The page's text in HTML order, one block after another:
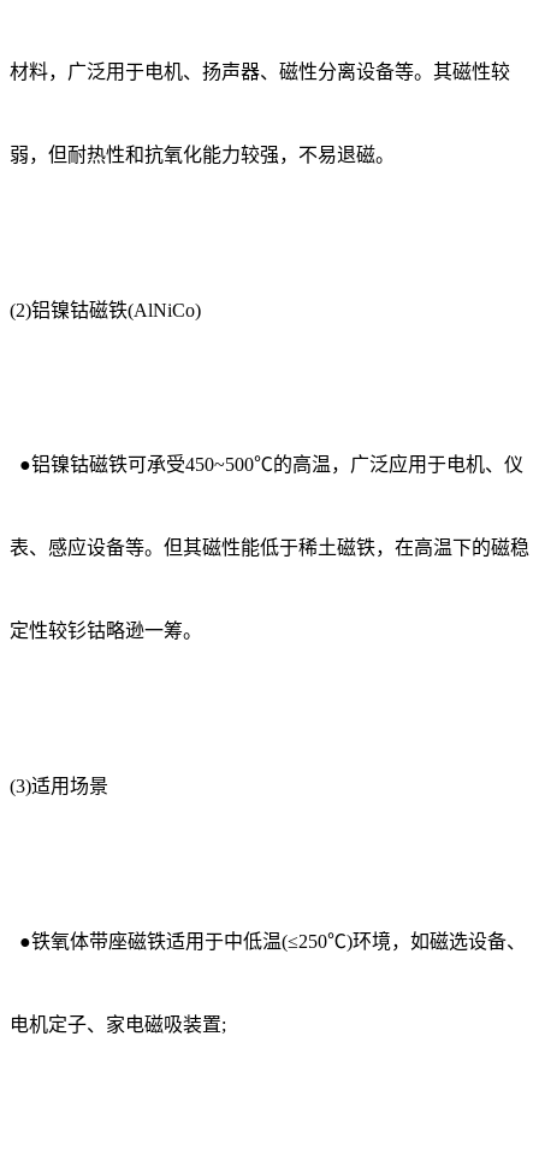
材料，广泛用于电机、扬声器、磁性分离设备等。其磁性较
弱，但耐热性和抗氧化能力较强，不易退磁。
(2)铝镍钴磁铁(AlNiCo)
●铝镍钴磁铁可承受450~500℃的高温，广泛应用于电机、仪
表、感应设备等。但其磁性能低于稀土磁铁，在高温下的磁稳
定性较钐钴略逊一筹。
(3)适用场景
●铁氧体带座磁铁适用于中低温(≤250℃)环境，如磁选设备、
电机定子、家电磁吸装置;